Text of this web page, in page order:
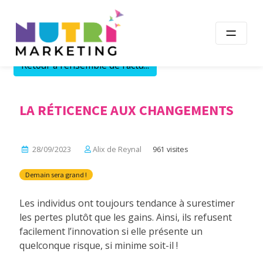
Retour à l'ensemble de l'actu...
LA RÉTICENCE AUX CHANGEMENTS
28/09/2023 Alix de Reynal 961 visites
Demain sera grand !
Les individus ont toujours tendance à surestimer
les pertes plutôt que les gains. Ainsi, ils refusent
facilement l’innovation si elle présente un
quelconque risque, si minime soit-il !